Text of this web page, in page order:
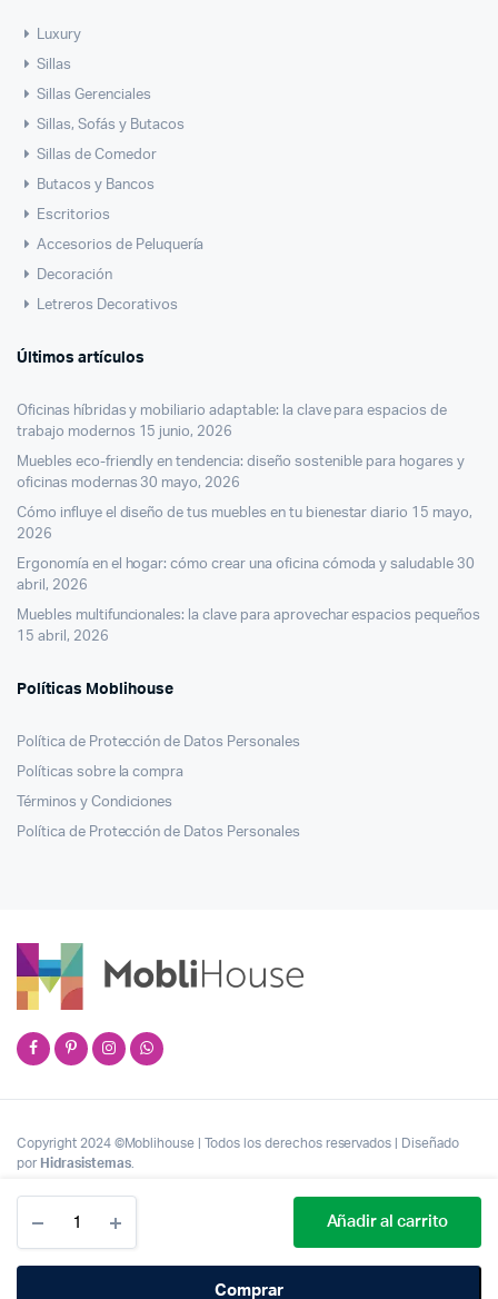
Silla
Para
Comedor
Añadir al carrito
Comprar
Luxury
Sillas
Sillas Gerenciales
Sillas, Sofás y Butacos
Sillas de Comedor
Butacos y Bancos
Escritorios
Accesorios de Peluquería
Decoración
Letreros Decorativos
Últimos artículos
Oficinas híbridas y mobiliario adaptable: la clave para espacios de
trabajo modernos 15 junio, 2026
Muebles eco-friendly en tendencia: diseño sostenible para hogares y
oficinas modernas 30 mayo, 2026
Cómo influye el diseño de tus muebles en tu bienestar diario 15 mayo,
2026
Ergonomía en el hogar: cómo crear una oficina cómoda y saludable 30
abril, 2026
Muebles multifuncionales: la clave para aprovechar espacios pequeños
15 abril, 2026
Políticas Moblihouse
Política de Protección de Datos Personales
Políticas sobre la compra
Términos y Condiciones
Política de Protección de Datos Personales
Copyright 2024 ©Moblihouse | Todos los derechos reservados | Diseñado
por Hidrasistemas.